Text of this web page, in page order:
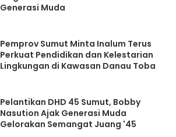
Generasi Muda
Pemprov Sumut Minta Inalum Terus
Perkuat Pendidikan dan Kelestarian
Lingkungan di Kawasan Danau Toba
Pelantikan DHD 45 Sumut, Bobby
Nasution Ajak Generasi Muda
Gelorakan Semangat Juang '45